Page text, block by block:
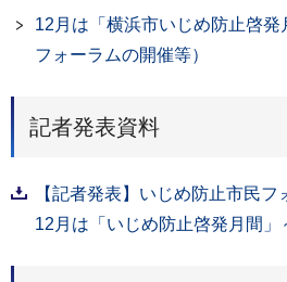
12月は「横浜市いじめ防止啓
フォーラムの開催等）
記者発表資料
【記者発表】いじめ防止市民
12月は「いじめ防止啓発月間」